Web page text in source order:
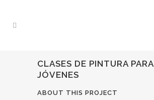
CLASES DE PINTURA PARA
JÓVENES
ABOUT THIS PROJECT